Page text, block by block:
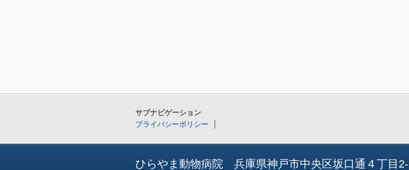
サブナビゲーション
プライバシーポリシー
ひらやま動物病院 兵庫県神戸市中央区坂口通４丁目